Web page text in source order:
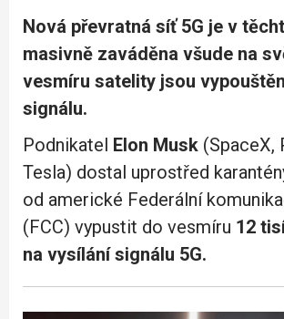
Nová převratná síť 5G je v
masivně zaváděna všude na
vesmíru satelity jsou
signálu.
Podnikatel Elon Musk (SpaceX,
Tesla) dostal uprostřed
od americké Federální
(FCC) vypustit do vesmíru 12
na vysílání signálu 5G.